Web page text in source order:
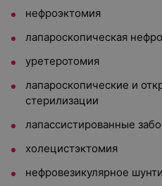
нефроэктомия
лапароскопическая
уретеротомия
лапароскопические и
стерилизации
лапассистированные
холецистэктомия
нефровезикулярное